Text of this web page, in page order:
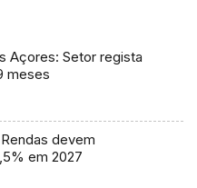
Açores: Setor regista
meses
devem
em 2027